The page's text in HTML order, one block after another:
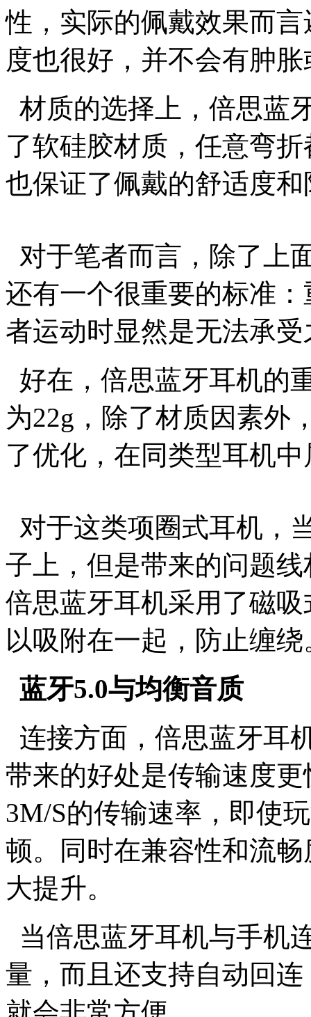
性，实际的佩戴效果而
度也很好，并不会有肿
材质的选择上，倍思蓝
了软硅胶材质，任意弯
也保证了佩戴的舒适度
对于笔者而言，除了上
还有一个很重要的标准
者运动时显然是无法承
好在，倍思蓝牙耳机的
为22g，除了材质因素外
了优化，在同类型耳机
对于这类项圈式耳机，
子上，但是带来的问题
倍思蓝牙耳机采用了磁
以吸附在一起，防止缠绕
蓝牙5.0与均衡音质
连接方面，倍思蓝牙耳
带来的好处是传输速度
3M/S的传输速率，即使
顿。同时在兼容性和流
大提升。
当倍思蓝牙耳机与手机
量，而且还支持自动回